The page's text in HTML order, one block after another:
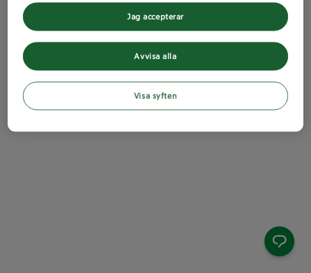
Avvisa alla
Jag accepterar
Visa syften